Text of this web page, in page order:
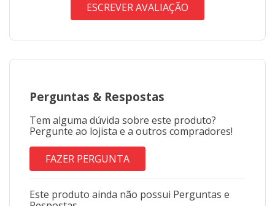
ESCREVER AVALIAÇÃO
Perguntas & Respostas
Tem alguma dúvida sobre este produto?
Pergunte ao lojista e a outros compradores!
FAZER PERGUNTA
Este produto ainda não possui Perguntas e